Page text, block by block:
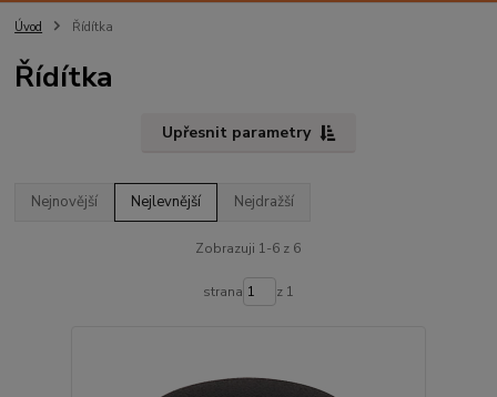
Úvod Řídítka
Řídítka
Upřesnit parametry
Nejnovější Nejlevnější Nejdražší
Zobrazuji 1-6 z 6
strana z 1